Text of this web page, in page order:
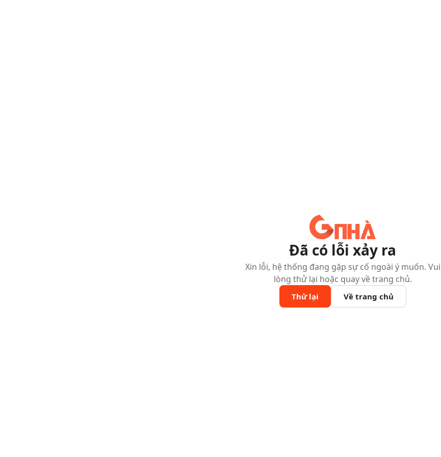
Đã có lỗi xảy ra
Xin lỗi, hệ thống đang gặp sự cố ngoài ý muốn. Vui
lòng thử lại hoặc quay về trang chủ.
Thử lại Về trang chủ